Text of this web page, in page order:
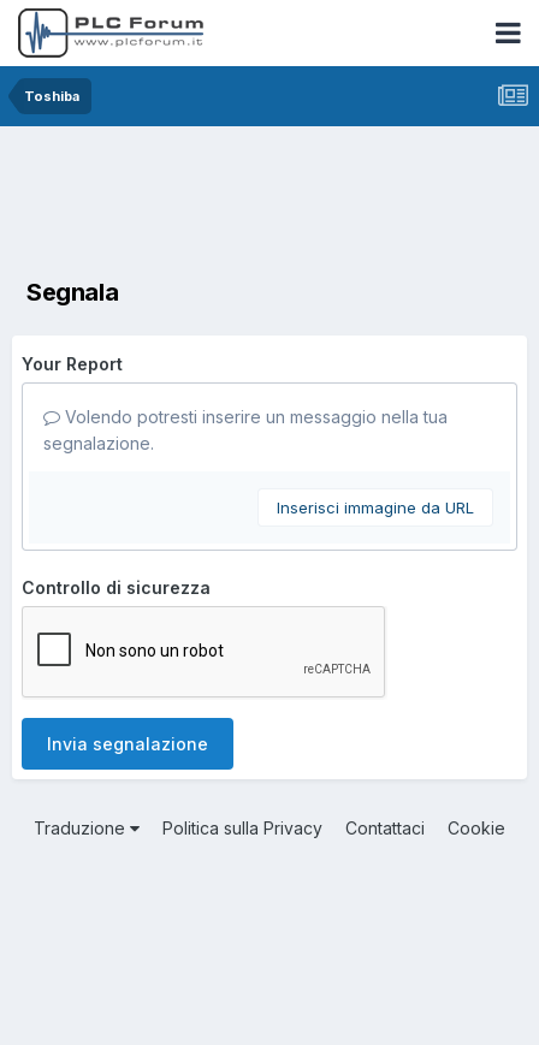
Toshiba
Segnala
Your Report
Volendo potresti inserire un messaggio nella tua
segnalazione.
Inserisci immagine da URL
Controllo di sicurezza
Invia segnalazione
Traduzione Politica sulla Privacy Contattaci Cookie